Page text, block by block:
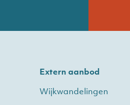
Extern aanbod
Wijkwandelingen